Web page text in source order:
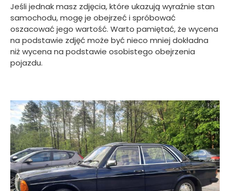
Jeśli jednak masz zdjęcia, które ukazują wyraźnie stan
samochodu, mogę je obejrzeć i spróbować
oszacować jego wartość. Warto pamiętać, że wycena
na podstawie zdjęć może być nieco mniej dokładna
niż wycena na podstawie osobistego obejrzenia
pojazdu.